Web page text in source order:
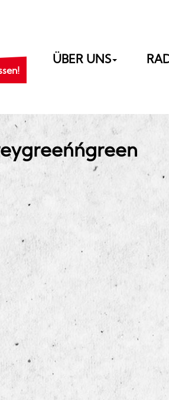
ÜBER UNS